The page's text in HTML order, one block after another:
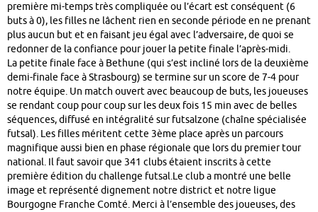
première mi-temps très compliquée ou l’écart est conséquent (6
buts à 0), les filles ne lâchent rien en seconde période en ne prenant
plus aucun but et en faisant jeu égal avec l’adversaire, de quoi se
redonner de la confiance pour jouer la petite finale l’après-midi.
La petite finale face à Bethune (qui s’est incliné lors de la deuxième
demi-finale face à Strasbourg) se termine sur un score de 7-4 pour
notre équipe. Un match ouvert avec beaucoup de buts, les joueuses
se rendant coup pour coup sur les deux fois 15 min avec de belles
séquences, diffusé en intégralité sur futsalzone (chaîne spécialisée
futsal). Les filles méritent cette 3ème place après un parcours
magnifique aussi bien en phase régionale que lors du premier tour
national. Il faut savoir que 341 clubs étaient inscrits à cette
première édition du challenge futsal.Le club a montré une belle
image et représenté dignement notre district et notre ligue
Bourgogne Franche Comté. Merci à l’ensemble des joueuses, des